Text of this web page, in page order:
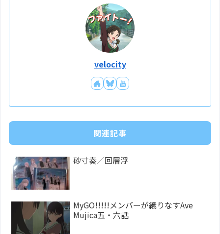
velocity
関連記事
砂寸奏／回層浮
MyGO!!!!!メンバーが織りなすAve
Mujica五・六話